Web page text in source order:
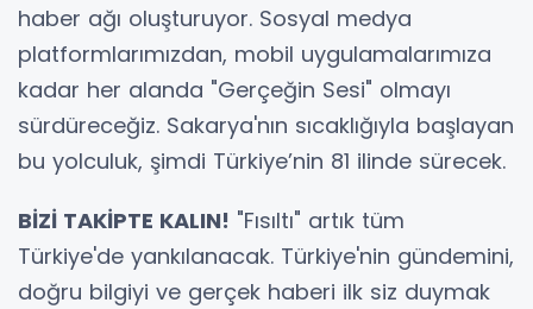
haber ağı oluşturuyor. Sosyal medya
platformlarımızdan, mobil uygulamalarımıza
kadar her alanda "Gerçeğin Sesi" olmayı
sürdüreceğiz. Sakarya'nın sıcaklığıyla başlayan
bu yolculuk, şimdi Türkiye’nin 81 ilinde sürecek.
BİZİ TAKİPTE KALIN! "Fısıltı" artık tüm
Türkiye'de yankılanacak. Türkiye'nin gündemini,
doğru bilgiyi ve gerçek haberi ilk siz duymak